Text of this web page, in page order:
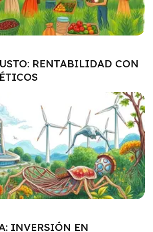
RENTABILIDAD CON
INVERSIÓN EN